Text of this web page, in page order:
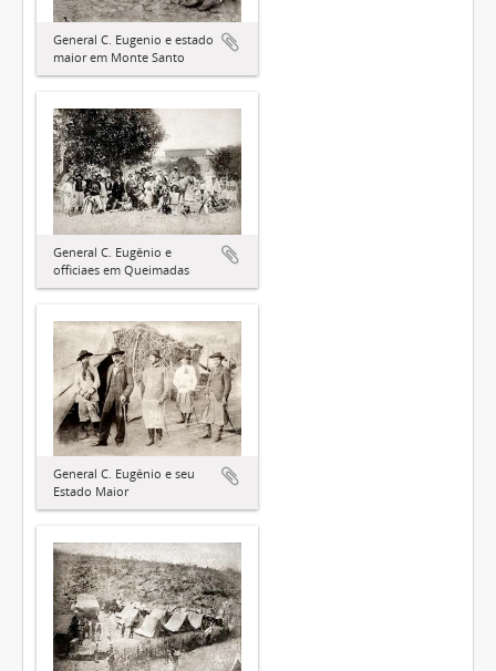
General C. Eugenio e estado
maior em Monte Santo
General C. Eugênio e
officiaes em Queimadas
General C. Eugênio e seu
Estado Maior